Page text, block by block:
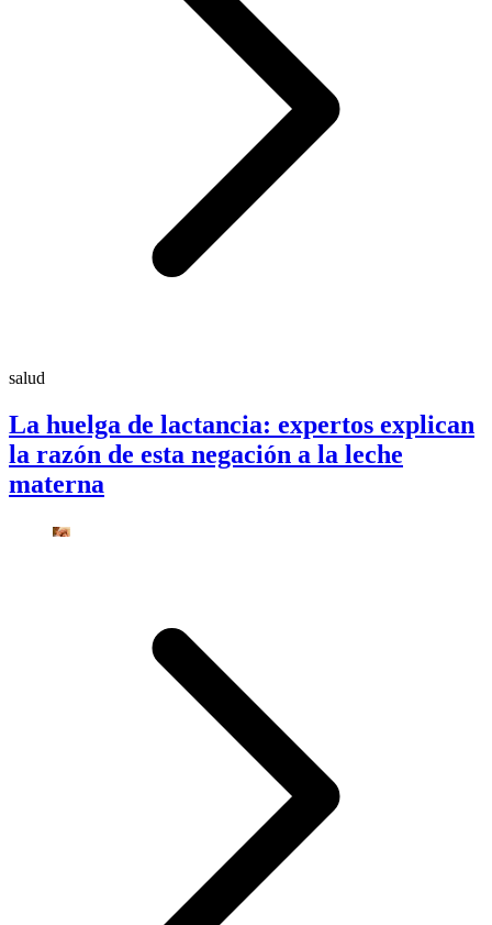
salud
La huelga de lactancia: expertos explican
la razón de esta negación a la leche
materna